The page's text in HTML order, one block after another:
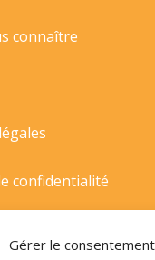
Gérer le consentement
connaître
confidentialité
cookies